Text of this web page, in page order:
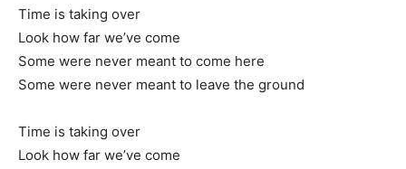
Time is taking over
Look how far we’ve come
Some were never meant to come here
Some were never meant to leave the ground
Time is taking over
Look how far we’ve come